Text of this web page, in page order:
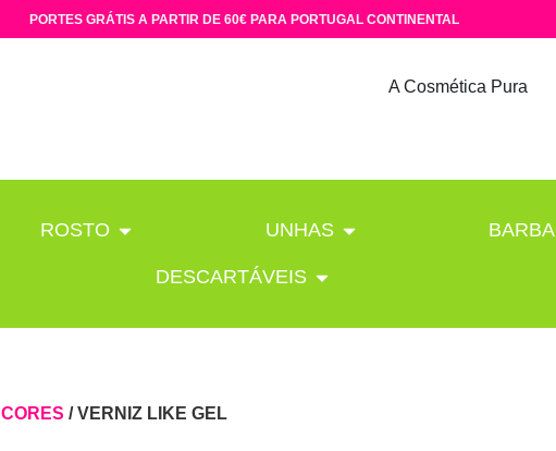
PORTES GRÁTIS A PARTIR DE 60€ PARA PORTUGAL CONTINENTAL
A Cosmética Pura
ROSTO UNHAS BARBA
DESCARTÁVEIS
CORES / VERNIZ LIKE GEL